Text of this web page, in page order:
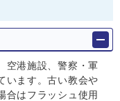
空港施設、警察・軍
います。古い教会や
合はフラッシュ使用